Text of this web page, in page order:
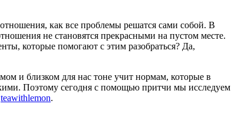
не становятся прекрасными на пустом месте.
которые помогают с этим разобраться? Да,
и близком для нас тоне учит нормам, которые в
Поэтому сегодня с помощью притчи мы исследуем
teawithlemon.